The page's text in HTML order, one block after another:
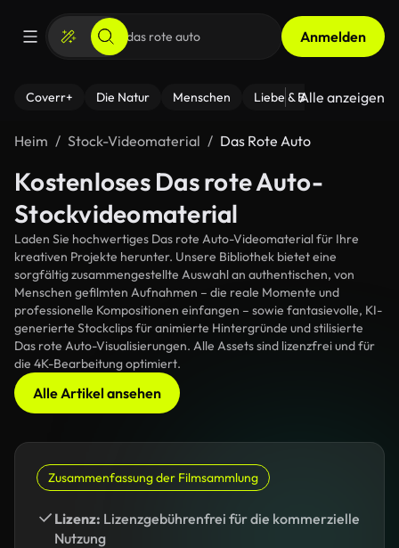
Anmelden
Coverr+ Die Natur Menschen Liebe & Beziehungen
Alle anzeigen
Heim Stock-Videomaterial Das Rote Auto
Kostenloses Das rote Auto-
Stockvideomaterial
Laden Sie hochwertiges Das rote Auto-Videomaterial für Ihre
kreativen Projekte herunter. Unsere Bibliothek bietet eine
sorgfältig zusammengestellte Auswahl an authentischen, von
Menschen gefilmten Aufnahmen – die reale Momente und
professionelle Kompositionen einfangen – sowie fantasievolle, KI-
generierte Stockclips für animierte Hintergründe und stilisierte
Das rote Auto-Visualisierungen. Alle Assets sind lizenzfrei und für
die 4K-Bearbeitung optimiert.
Alle Artikel ansehen
Zusammenfassung der Filmsammlung
Lizenz: Lizenzgebührenfrei für die kommerzielle
Nutzung